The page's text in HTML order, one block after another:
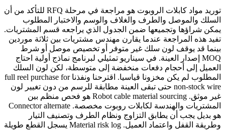
توريد مواد كابلات الروبوت هو مراجعة في مرحلة RFQ للتأكد من أن
السلك والموصل والطرف والغلاف والوسم والاختبار المطلوب
يمكن شراؤها وتجميعها ضمن الجدول الذي يراجعه قسم المشتريات.
تفيد هذه المراجعة عندما يقارن مهندس مشتريات بين ثلاثة موردين
بينما قد يوقف لون سلك غير متوفر أو تخصيص موصل أو شرط
MOQ إصدار العينة. في سيناريو تمثيلي لبرنامج نماذج أولية احتاج
العميل إلى أحجام دفعات منخفضة إلى متوسطة، لكن لون السلك
المطلوب لم يكن مخزونا قياسيا. اقترحنا ونفذنا full reel purchase for
non-stock wire حتى تبقى العينة مطابقة للرسم من دون تغيير لون
غير موثق. Robot cable material sourcing هو فحص منظم بين
المشتريات والهندسة لكابلات روبوت مخصصة. Connector alternate
هو بديل يجب أن يطابق التزاوج ونظام الطرف وتصنيف التيار
وطريقة القفل واعتماد العميل. Material risk log يسجل القطع طويلة